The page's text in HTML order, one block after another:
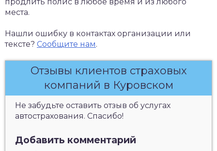
места.
Нашли ошибку в контактах организации или
тексте? Сообщите нам.
Отзывы клиентов страховых
компаний в Куровском
Не забудьте оставить отзыв об услугах
автострахования. Спасибо!
Добавить комментарий